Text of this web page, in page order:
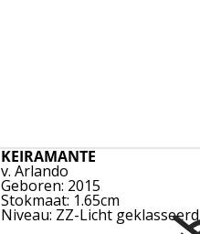
KEIRAMANTE
v. Arlando
Geboren: 2015
Stokmaat: 1.65cm
Niveau: ZZ-Licht geklasseerd